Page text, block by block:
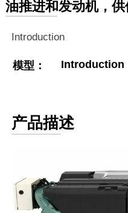
油推进和发动机，
Introduction
模型： Introduction
产品描述